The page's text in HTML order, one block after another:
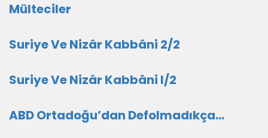
Mülteciler
Suriye Ve Nizâr Kabbâni 2/2
Suriye Ve Nizâr Kabbâni I/2
ABD Ortadoğu’dan Defolmadıkça…